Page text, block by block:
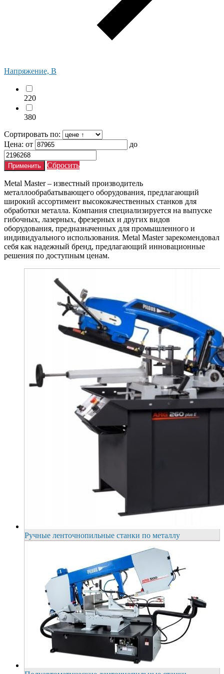
Напряжение, В
220
380
Сортировать по:
Цена: от до
Сбросить
Metal Master – известный производитель
металлообрабатывающего оборудования, предлагающий
широкий ассортимент высококачественных станков для
обработки металла. Компания специализируется на выпуске
гибочных, лазерных, фрезерных и других видов
оборудования, предназначенных для промышленного и
индивидуального использования. Metal Master зарекомендовал
себя как надежный бренд, предлагающий инновационные
решения по доступным ценам.
Ручные ленточнопильные станки по металлу